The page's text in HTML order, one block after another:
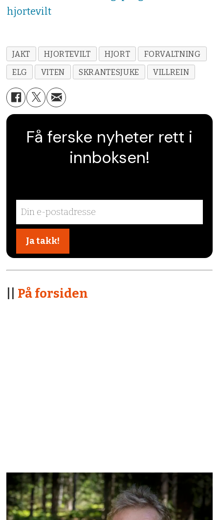
hjortevilt
JAKT HJORTEVILT HJORT
FORVALTNING
ELG
VITEN SKRANTESJUKE VILLREIN
Få ferske nyheter rett i
innboksen!
På forsiden